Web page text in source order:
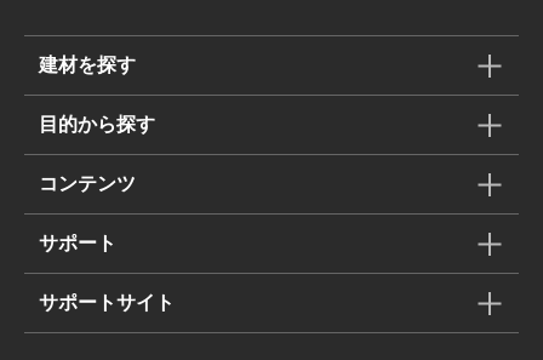
建材を探す
目的から探す
コンテンツ
サポート
サポートサイト